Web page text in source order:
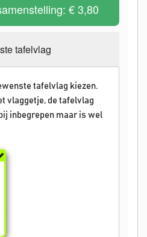
€ 3,80
tafelvlag
tafelvlag kiezen.
vlaggetje, de tafelvlag
inbegrepen maar is wel